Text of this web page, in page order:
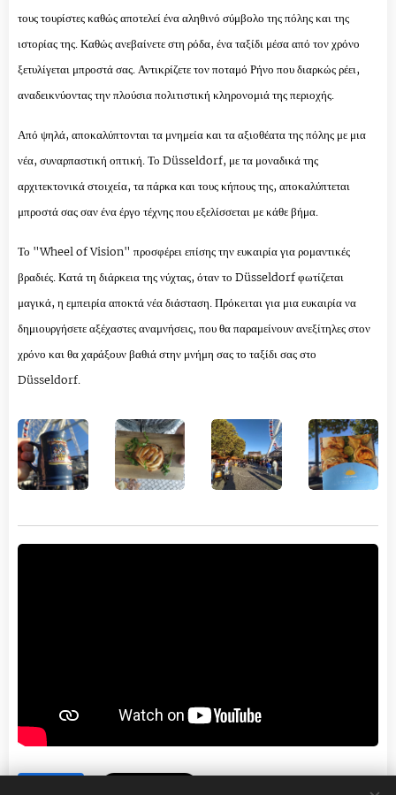
τους τουρίστες καθώς αποτελεί ένα αληθινό σύμβολο της πόλης και της
ιστορίας της. Καθώς ανεβαίνετε στη ρόδα, ένα ταξίδι μέσα από τον χρόνο
ξετυλίγεται μπροστά σας. Αντικρίζετε τον ποταμό Ρήνο που διαρκώς ρέει,
αναδεικνύοντας την πλούσια πολιτιστική κληρονομιά της περιοχής.
Από ψηλά, αποκαλύπτονται τα μνημεία και τα αξιοθέατα της πόλης με μια
νέα, συναρπαστική οπτική. Το Düsseldorf, με τα μοναδικά της
αρχιτεκτονικά στοιχεία, τα πάρκα και τους κήπους της, αποκαλύπτεται
μπροστά σας σαν ένα έργο τέχνης που εξελίσσεται με κάθε βήμα.
Το "Wheel of Vision" προσφέρει επίσης την ευκαιρία για ρομαντικές
βραδιές. Κατά τη διάρκεια της νύχτας, όταν το Düsseldorf φωτίζεται
μαγικά, η εμπειρία αποκτά νέα διάσταση. Πρόκειται για μια ευκαιρία να
δημιουργήσετε αξέχαστες αναμνήσεις, που θα παραμείνουν ανεξίτηλες στον
χρόνο και θα χαράξουν βαθιά στην μνήμη σας το ταξίδι σας στο
Düsseldorf.